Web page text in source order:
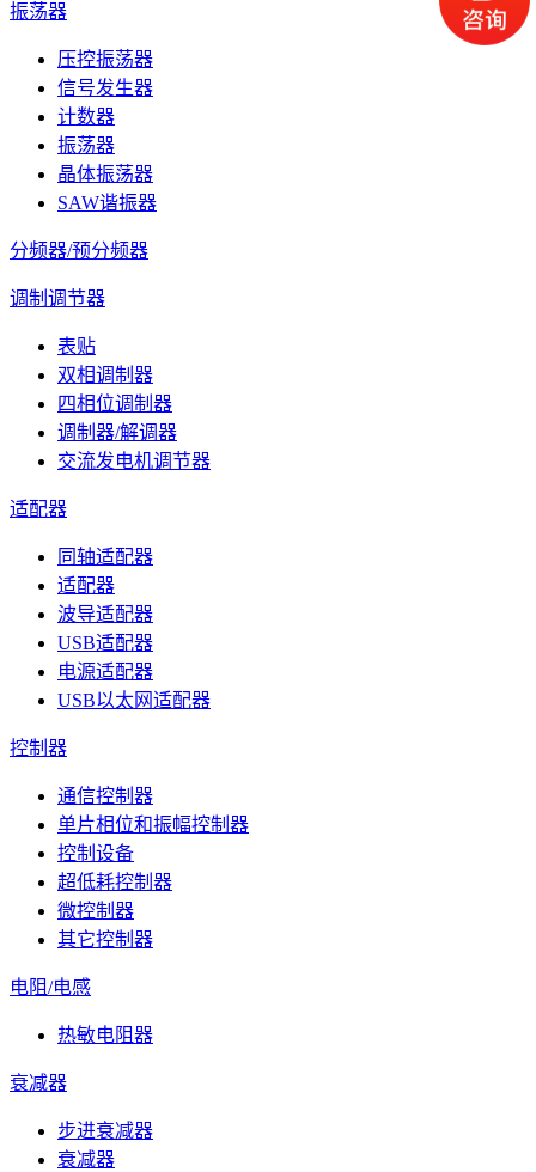
振荡器
压控振荡器
信号发生器
计数器
振荡器
晶体振荡器
SAW谐振器
分频器/预分频器
调制调节器
表贴
双相调制器
四相位调制器
调制器/解调器
交流发电机调节器
适配器
同轴适配器
适配器
波导适配器
USB适配器
电源适配器
USB以太网适配器
控制器
通信控制器
单片相位和振幅控制器
控制设备
超低耗控制器
微控制器
其它控制器
电阻/电感
热敏电阻器
衰减器
步进衰减器
衰减器